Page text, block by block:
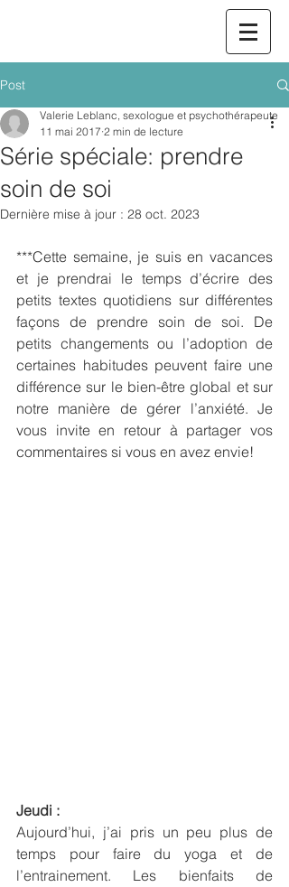
Post
Série spéciale: prendre
soin de soi
Valerie Leblanc, sexologue et psychothérapeute
11 mai 2017 2 min de lecture
Dernière mise à jour : 28 oct. 2023
***Cette semaine, je suis en vacances
et je prendrai le temps d’écrire des
petits textes quotidiens sur différentes
façons de prendre soin de soi. De
petits changements ou l’adoption de
certaines habitudes peuvent faire une
différence sur le bien-être global et sur
notre manière de gérer l’anxiété. Je
vous invite en retour à partager vos
commentaires si vous en avez envie!
Jeudi :
Aujourd’hui, j’ai pris un peu plus de
temps pour faire du yoga et de
l’entrainement. Les bienfaits de